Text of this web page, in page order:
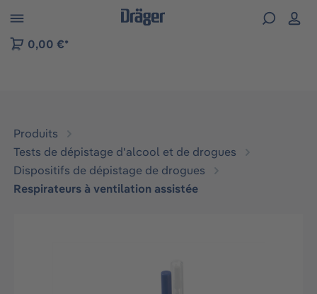
to B2B platform navigation
0,00 €*
Produits
Tests de dépistage d'alcool et de drogues
Dispositifs de dépistage de drogues
Respirateurs à ventilation assistée